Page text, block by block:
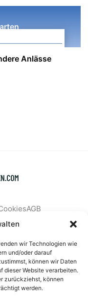
wir Technologien wie
und/oder darauf
können wir Daten
dieser Website verarbeiten.
zurückziehst, können
werden.
Anlässe
AGB
& Beschaffung